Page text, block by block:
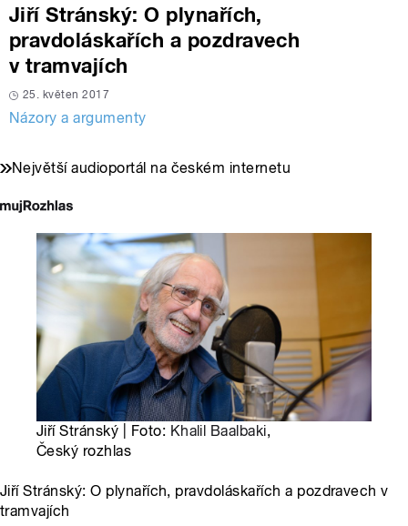
Jiří Stránský: O plynařích,
pravdoláskařích a pozdravech
v tramvajích
25. květen 2017
Názory a argumenty
Největší audioportál na českém internetu
Jiří Stránský | Foto: Khalil Baalbaki,
Český rozhlas
Jiří Stránský: O plynařích, pravdoláskařích a pozdravech v
tramvajích